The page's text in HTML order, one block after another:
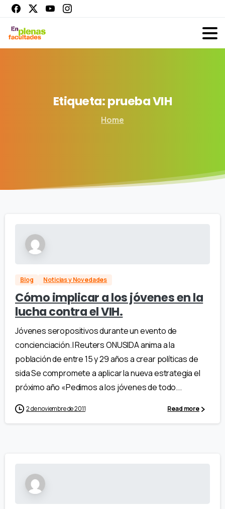
Etiqueta:pruebaVIH
Home
Blog Noticias y Novedades
Cómo implicar a los jóvenes en la
lucha contra el VIH.
Jóvenes seropositivos durante un evento de
concienciación.| Reuters ONUSIDA anima a la
población de entre 15 y 29 años a crear políticas de
sida Se compromete a aplicar la nueva estrategia el
próximo año «Pedimos a los jóvenes de todo...
2 de noviembre de 2011 Read more